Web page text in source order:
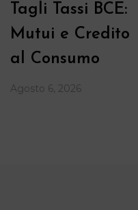
Tagli Tassi BCE:
Mutui e Credito
al Consumo
Agosto 6, 2026